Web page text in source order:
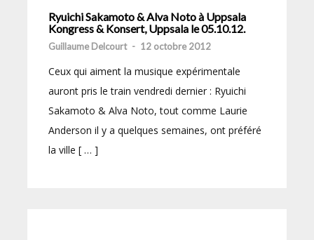
Ryuichi Sakamoto & Alva Noto à Uppsala
Kongress & Konsert, Uppsala le 05.10.12.
Guillaume Delcourt - 12 octobre 2012
Ceux qui aiment la musique expérimentale
auront pris le train vendredi dernier : Ryuichi
Sakamoto & Alva Noto, tout comme Laurie
Anderson il y a quelques semaines, ont préféré
la ville [ … ]